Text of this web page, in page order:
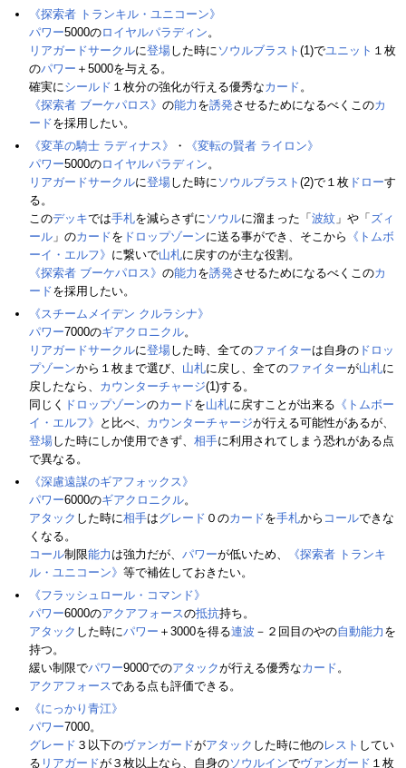
《探索者 トランキル・ユニコーン》
パワー5000のロイヤルパラディン。
リアガードサークルに登場した時に ソウルブラスト (1)でユニット １枚
のパワー ＋5000を与える。
確実にシールド １枚分の強化が行える優秀なカード。
《探索者 ブーケパロス》 の能力 を誘発させるためになるべくこのカ
ードを採用したい。
《変革の騎士 ラディナス》
・
《変転の賢者 ライロン》
パワー5000のロイヤルパラディン。
リアガードサークルに登場した時に ソウルブラスト (2)で１枚 ドローす
る。
このデッキでは手札を減らさずに ソウルに溜まった「 波紋 」や「 ズィ
ール 」のカードを ドロップゾーンに送る事ができ、そこから 《トムボ
ーイ・エルフ》 に繋いで山札に戻すのが主な役割。
《探索者 ブーケパロス》 の能力 を誘発させるためになるべくこのカ
ードを採用したい。
《スチームメイデン クルラシナ》
パワー7000のギアクロニクル。
リアガードサークルに登場した時、全てのファイターは自身の ドロッ
プゾーンから１枚まで選び、 山札に戻し、全てのファイターが山札に
戻したなら、 カウンターチャージ(1)する。
同じく ドロップゾーンのカードを山札に戻すことが出来る 《トムボー
イ・エルフ》 と比べ、 カウンターチャージが行える可能性があるが、
登場した時にしか使用できず、 相手に利用されてしまう恐れがある点
で異なる。
《深慮遠謀のギアフォックス》
パワー6000のギアクロニクル。
アタック した時に相手はグレード ０のカードを手札から コールできな
くなる。
コール制限能力 は強力だが、 パワーが低いため、
《探索者 トランキ
ル・ユニコーン》 等で補佐しておきたい。
《フラッシュロール・コマンド》
パワー6000のアクアフォースの抵抗持ち。
アタック した時にパワー ＋3000を得る連波 －２回目のやの自動能力 を
持つ。
緩い制限でパワー9000でのアタックが行える優秀なカード。
アクアフォースである点も評価できる。
《にっかり青江》
パワー7000。
グレード ３以下のヴァンガードがアタック した時に他のレスト してい
る リアガードが３枚以上なら、自身のソウルインでヴァンガード １枚